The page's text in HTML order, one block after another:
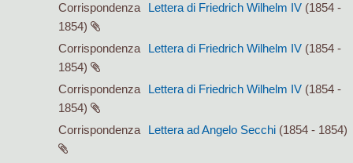
Corrispondenza Lettera di Friedrich Wilhelm IV (1854 -
1854)
Corrispondenza
Lettera di Friedrich Wilhelm IV (1854 -
1854)
Corrispondenza
Lettera di Friedrich Wilhelm IV (1854 -
1854)
Corrispondenza
Lettera ad Angelo Secchi (1854 - 1854)